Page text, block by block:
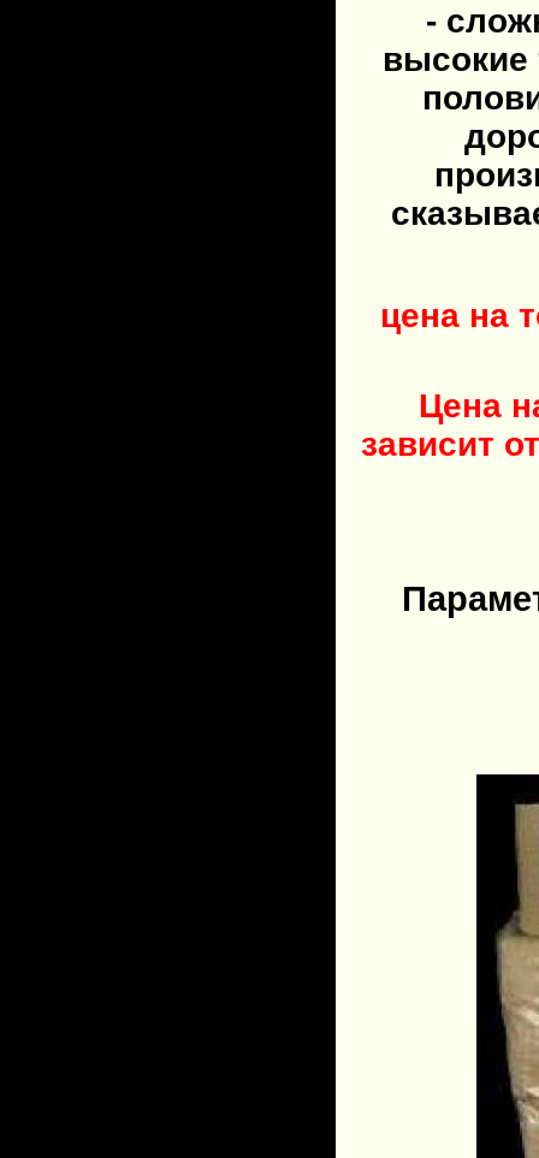
-
высокие
цена на
Цена
зависит